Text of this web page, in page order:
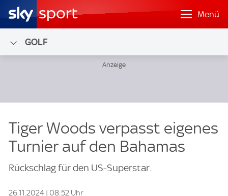
Menü
GOLF
Tiger Woods verpasst eigenes
Turnier auf den Bahamas
Rückschlag für den US-Superstar.
26.11.2024 | 08:52 Uhr